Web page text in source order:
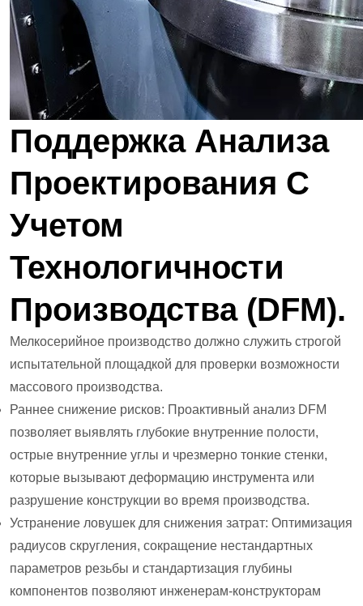
Поддержка Анализа
Проектирования С
Учетом
Технологичности
Производства (DFM).
Мелкосерийное производство должно служить строгой
испытательной площадкой для проверки возможности
массового производства.
Раннее снижение рисков: Проактивный анализ DFM
позволяет выявлять глубокие внутренние полости,
острые внутренние углы и чрезмерно тонкие стенки,
которые вызывают деформацию инструмента или
разрушение конструкции во время производства.
Устранение ловушек для снижения затрат: Оптимизация
радиусов скругления, сокращение нестандартных
параметров резьбы и стандартизация глубины
компонентов позволяют инженерам-конструкторам